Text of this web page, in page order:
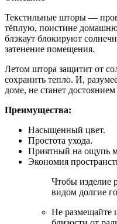
Текстильные шторы —
тёплую, поистине
блэкаут блокируют
затенение помещения.
Летом штора защитит от
сохранить тепло. И,
доме, не станет
Преимущества:
Насыщенный цвет.
Простота ухода.
Приятный на ощупь
Экономия
Чтобы изделие
видом долгие
Не размещайте